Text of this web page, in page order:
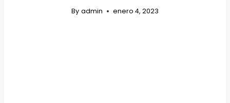
By admin enero 4, 2023